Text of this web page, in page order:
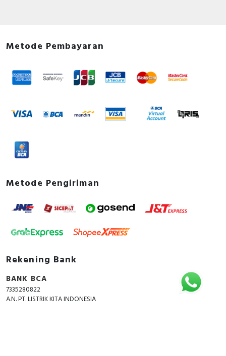
Metode Pembayaran
Metode Pengiriman
Rekening Bank
BANK BCA
7335280822
A.N. PT. LISTRIK KITA INDONESIA